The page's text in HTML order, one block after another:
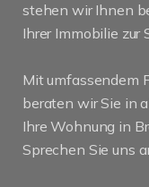
stehen wir Ihnen
Ihrer Immobilie zur
Mit umfassendem
beraten wir Sie in
Ihre Wohnung in
Sprechen Sie uns